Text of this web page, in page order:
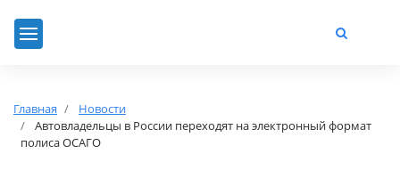
Главная
Новости
Автовладельцы в России переходят на электронный формат
полиса ОСАГО